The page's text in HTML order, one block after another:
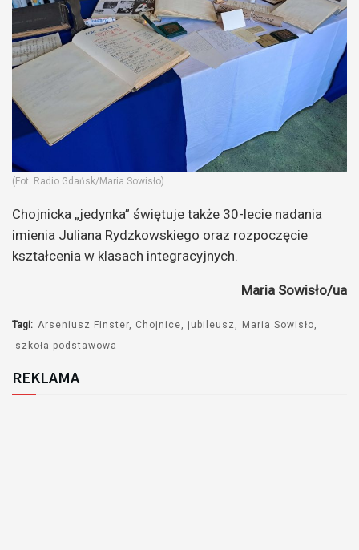
(Fot. Radio Gdańsk/Maria Sowisło)
Chojnicka „jedynka” świętuje także 30-lecie nadania
imienia Juliana Rydzkowskiego oraz rozpoczęcie
kształcenia w klasach integracyjnych.
Maria Sowisło/ua
Tagi: Arseniusz Finster Chojnice jubileusz
Maria Sowisło
szkoła podstawowa
REKLAMA